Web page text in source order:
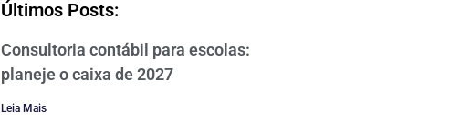
Últimos Posts:
Consultoria contábil para escolas:
planeje o caixa de 2027
Leia Mais